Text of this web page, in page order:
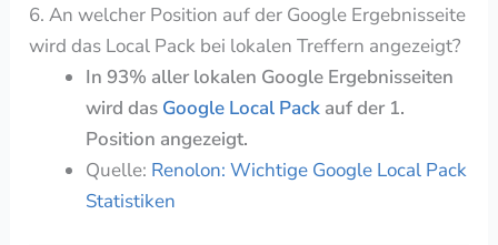
6. An welcher Position auf der Google Ergebnisseite
wird das Local Pack bei lokalen Treffern angezeigt?
In 93% aller lokalen Google Ergebnisseiten
wird das Google Local Pack auf der 1.
Position angezeigt.
Quelle: Renolon: Wichtige Google Local Pack
Statistiken